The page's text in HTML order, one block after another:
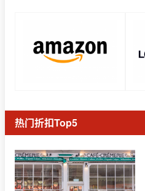
热门折扣Top5